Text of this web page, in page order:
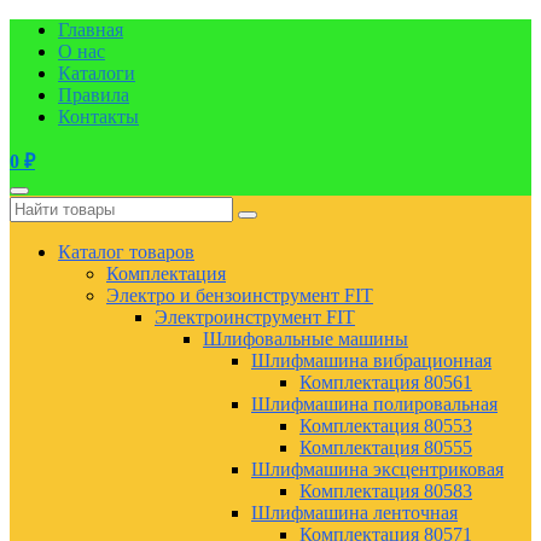
Главная
О нас
Каталоги
Правила
Контакты
0 ₽
Каталог товаров
Комплектация
Электро и бензоинструмент FIT
Электроинструмент FIT
Шлифовальные машины
Шлифмашина вибрационная
Комплектация 80561
Шлифмашина полировальная
Комплектация 80553
Комплектация 80555
Шлифмашина эксцентриковая
Комплектация 80583
Шлифмашина ленточная
Комплектация 80571